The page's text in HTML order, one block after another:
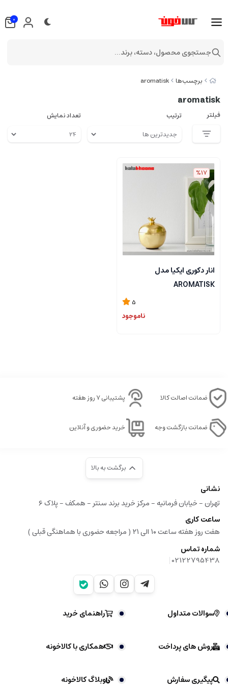
برچسب‌ها aromatisk
aromatisk
فیلتر ترتیب تعداد نمایش
%17
انار دکوری ایکیا مدل
AROMATISK
5
ناموجود
ضمانت اصالت کالا پشتیبانی ۷ روز هفته
ضمانت بازگشت وجه خرید حضوری و آنلاین
برگشت به بالا
نشانی
تهران - خیابان فرمانیه - مرکز خرید برند سنتر - همکف - پلاک ۶
ساعت کاری
هفت روز هفته ساعت ۱۰ الی ۲۱ ( مراجعه حضوری با هماهنگی قبلی )
شماره تماس
02122795438
|
سوالات متداول راهنمای خرید
روش های پرداخت همکاری با کالاخونه
پیگیری سفارش وبلاگ کالاخونه
0
جستجوی محصول، دسته، برند...